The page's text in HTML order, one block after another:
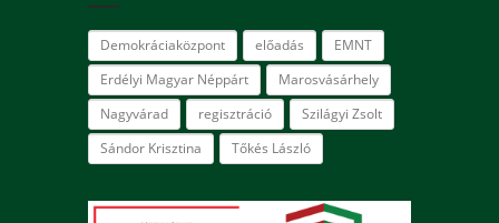
Demokráciaközpont előadás
EMNT
Erdélyi Magyar Néppárt
Marosvásárhely
Nagyvárad
regisztráció
Szilágyi Zsolt
Sándor Krisztina
Tőkés László